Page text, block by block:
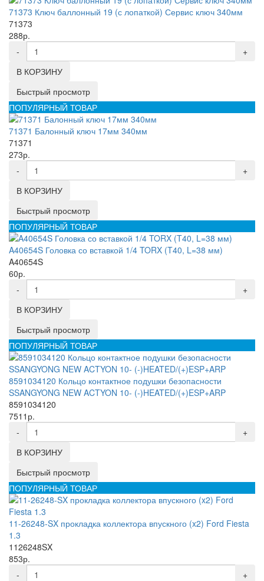
71373 Ключ баллонный 19 (с лопаткой) Сервис ключ 340мм
71373
288р.
-
+
В КОРЗИНУ
Быстрый просмотр
ПОПУЛЯРНЫЙ ТОВАР
71371 Балонный ключ 17мм 340мм
71371
273р.
-
+
В КОРЗИНУ
Быстрый просмотр
ПОПУЛЯРНЫЙ ТОВАР
A40654S Головка со вставкой 1/4 TORX (T40, L=38 мм)
A40654S
60р.
-
+
В КОРЗИНУ
Быстрый просмотр
ПОПУЛЯРНЫЙ ТОВАР
8591034120 Кольцо контактное подушки безопасности
SSANGYONG NEW ACTYON 10- (-)HEATED/(+)ESP+ARP
8591034120
7511р.
-
+
В КОРЗИНУ
Быстрый просмотр
ПОПУЛЯРНЫЙ ТОВАР
11-26248-SX прокладка коллектора впускного (x2) Ford Fiesta
1.3
1126248SX
853р.
-
+